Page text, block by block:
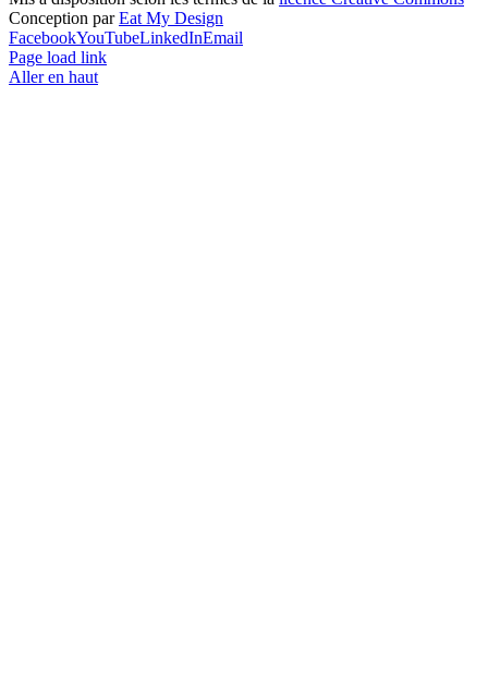
Conception parEat My Design
FacebookYouTubeLinkedInEmail
Page load link
Aller en haut